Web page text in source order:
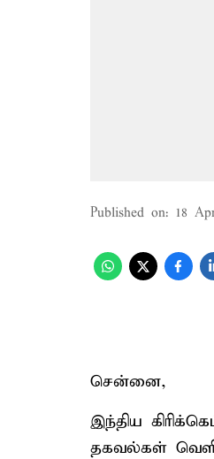
Published on: 18
சென்னை,
இந்திய
தகவல்கள்